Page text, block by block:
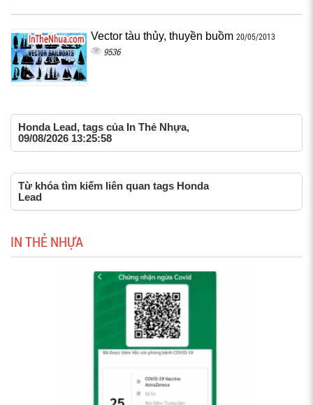
Vector tàu thủy, thuyền buồm 20/05/2013
9536
Honda Lead, tags của In Thẻ Nhựa,
09/08/2026 13:25:58
Từ khóa tìm kiếm liên quan tags Honda
Lead
IN THẺ NHỰA